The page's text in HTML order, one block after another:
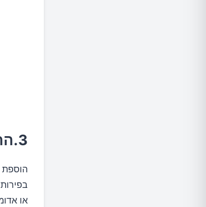
3.התחילו את יומכם עם טעם חמצמץ
הוספת